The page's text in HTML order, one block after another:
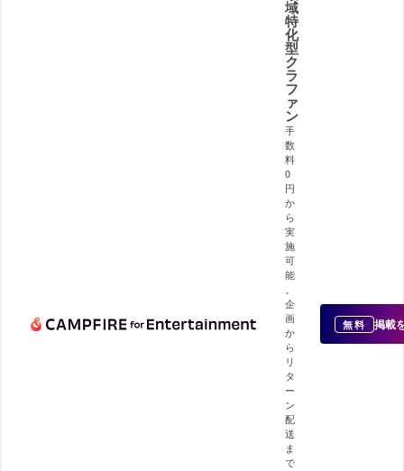
域
特
化
型
ク
ラ
フ
ァ
ン
手
数
料
0
円
か
ら
実
施
可
能
企
画
か
ら
リ
タ
ー
ン
配
送
ま
で
無料 掲載